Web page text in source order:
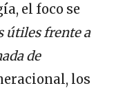
el foco se
útiles frente a
de
los